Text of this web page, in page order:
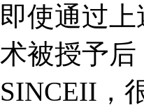
使通过
被授予
，